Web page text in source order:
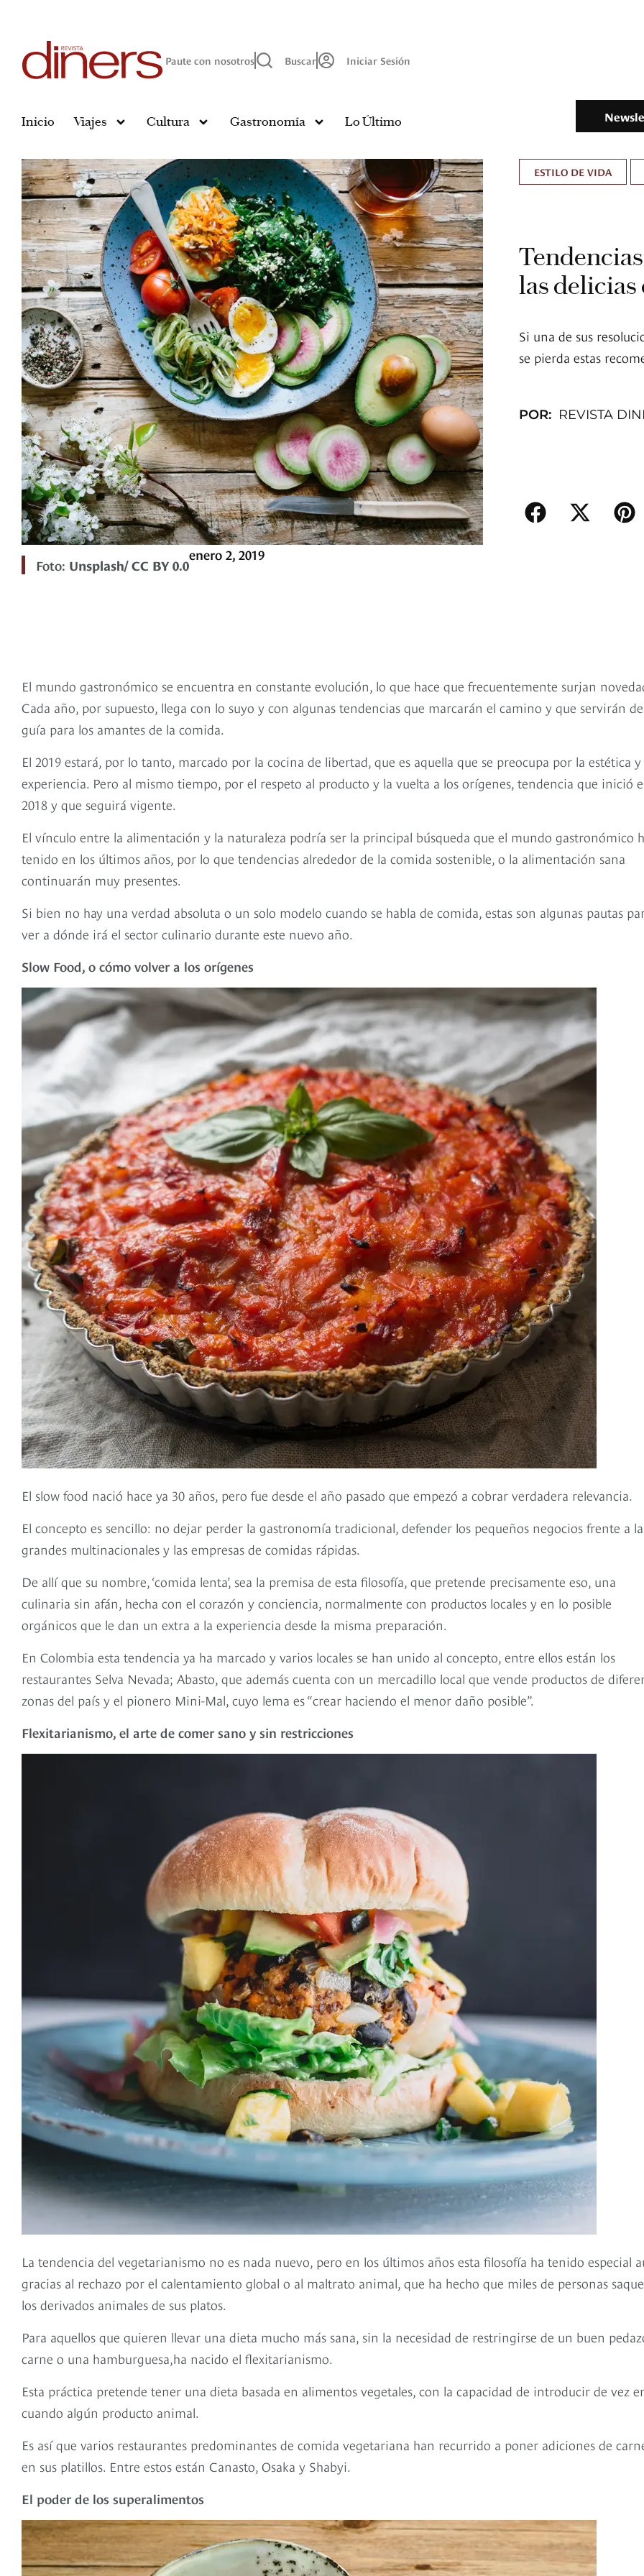
Paute con nosotros Buscar Iniciar Sesión
Inicio Viajes Cultura Gastronomía Lo Último
Foto: Unsplash/ CC BY 0.0
enero 2, 2019
ESTILO DE VIDA
las delicias
Si una de sus
se pierda estas
POR: REVISTA
El mundo gastronómico se encuentra en constante evolución, lo que hace que frecuentemente surjan
Cada año, por supuesto, llega con lo suyo y con algunas tendencias que marcarán el camino y que servirán de
guía para los amantes de la comida.
El 2019 estará, por lo tanto, marcado por la cocina de libertad, que es aquella que se preocupa por la estética
experiencia. Pero al mismo tiempo, por el respeto al producto y la vuelta a los orígenes, tendencia que inició
2018 y que seguirá vigente.
El vínculo entre la alimentación y la naturaleza podría ser la principal búsqueda que el mundo gastronómico
tenido en los últimos años, por lo que tendencias alrededor de la comida sostenible, o la alimentación sana
continuarán muy presentes.
Si bien no hay una verdad absoluta o un solo modelo cuando se habla de comida, estas son algunas pautas
ver a dónde irá el sector culinario durante este nuevo año.
Slow Food, o cómo volver a los orígenes
El slow food nació hace ya 30 años, pero fue desde el año pasado que empezó a cobrar verdadera relevancia.
El concepto es sencillo: no dejar perder la gastronomía tradicional, defender los pequeños negocios frente a
grandes multinacionales y las empresas de comidas rápidas.
De allí que su nombre, ‘comida lenta’, sea la premisa de esta filosofía, que pretende precisamente eso, una
culinaria sin afán, hecha con el corazón y conciencia, normalmente con productos locales y en lo posible
orgánicos que le dan un extra a la experiencia desde la misma preparación.
En Colombia esta tendencia ya ha marcado y varios locales se han unido al concepto, entre ellos están los
restaurantes Selva Nevada; Abasto, que además cuenta con un mercadillo local que vende productos de
zonas del país y el pionero Mini-Mal, cuyo lema es “crear haciendo el menor daño posible”.
Flexitarianismo, el arte de comer sano y sin restricciones
La tendencia del vegetarianismo no es nada nuevo, pero en los últimos años esta filosofía ha tenido especial
gracias al rechazo por el calentamiento global o al maltrato animal, que ha hecho que miles de personas
los derivados animales de sus platos.
Para aquellos que quieren llevar una dieta mucho más sana, sin la necesidad de restringirse de un buen
carne o una hamburguesa,ha nacido el flexitarianismo.
Esta práctica pretende tener una dieta basada en alimentos vegetales, con la capacidad de introducir de vez
cuando algún producto animal.
Es así que varios restaurantes predominantes de comida vegetariana han recurrido a poner adiciones de
en sus platillos. Entre estos están Canasto, Osaka y Shabyi.
El poder de los superalimentos